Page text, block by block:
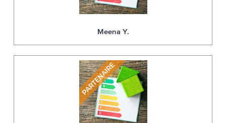
Meena Y.